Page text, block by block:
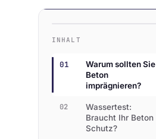
INHALT
01
Warum sollten Sie
Beton
imprägnieren?
02
Wassertest:
Braucht Ihr Beton
Schutz?